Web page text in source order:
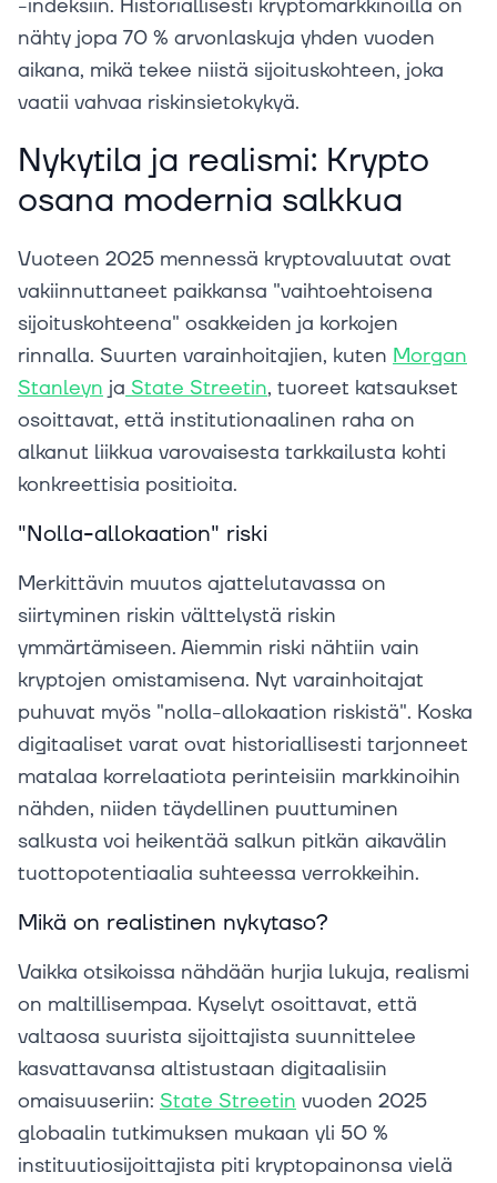
-indeksiin. Historiallisesti kryptomarkkinoilla on
nähty jopa 70 % arvonlaskuja yhden vuoden
aikana, mikä tekee niistä sijoituskohteen, joka
vaatii vahvaa riskinsietokykyä.
Nykytila ja realismi: Krypto
osana modernia salkkua
Vuoteen 2025 mennessä kryptovaluutat ovat
vakiinnuttaneet paikkansa "vaihtoehtoisena
sijoituskohteena" osakkeiden ja korkojen
rinnalla. Suurten varainhoitajien, kuten Morgan
StanleynjaState Streetin, tuoreet katsaukset
osoittavat, että institutionaalinen raha on
alkanut liikkua varovaisesta tarkkailusta kohti
konkreettisia positioita.
"Nolla-allokaation" riski
Merkittävin muutos ajattelutavassa on
siirtyminen riskin välttelystä riskin
ymmärtämiseen. Aiemmin riski nähtiin vain
kryptojen omistamisena. Nyt varainhoitajat
puhuvat myös "nolla-allokaation riskistä". Koska
digitaaliset varat ovat historiallisesti tarjonneet
matalaa korrelaatiota perinteisiin markkinoihin
nähden, niiden täydellinen puuttuminen
salkusta voi heikentää salkun pitkän aikavälin
tuottopotentiaalia suhteessa verrokkeihin.
Mikä on realistinen nykytaso?
Vaikka otsikoissa nähdään hurjia lukuja, realismi
on maltillisempaa. Kyselyt osoittavat, että
valtaosa suurista sijoittajista suunnittelee
kasvattavansa altistustaan digitaalisiin
omaisuuseriin: State Streetin vuoden 2025
globaalin tutkimuksen mukaan yli 50 %
instituutiosijoittajista piti kryptopainonsa vielä